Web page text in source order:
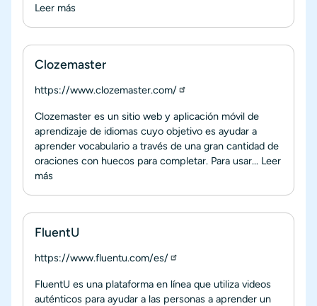
Leer más
Clozemaster
https://www.clozemaster.com/
Clozemaster es un sitio web y aplicación móvil de
aprendizaje de idiomas cuyo objetivo es ayudar a
aprender vocabulario a través de una gran cantidad de
oraciones con huecos para completar. Para usar... Leer
más
FluentU
https://www.fluentu.com/es/
FluentU es una plataforma en línea que utiliza videos
auténticos para ayudar a las personas a aprender un